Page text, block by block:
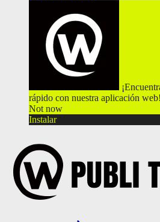
rápido con nuestra aplicación web!
Not now
Instalar